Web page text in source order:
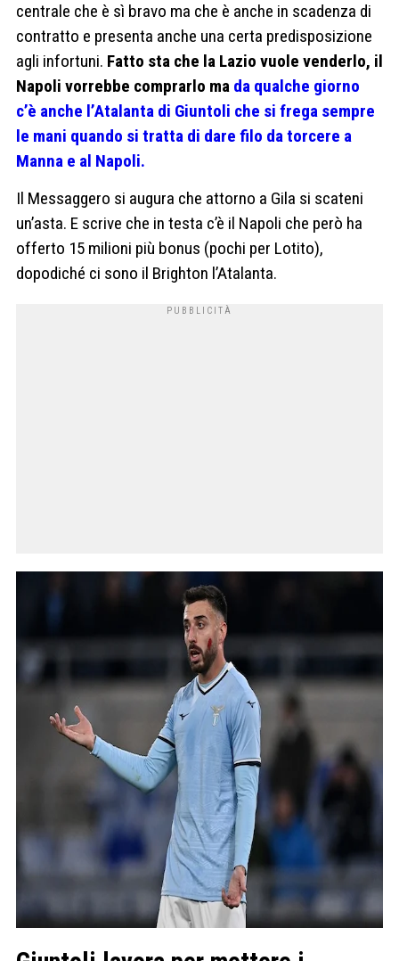
centrale che è sì bravo ma che è anche in scadenza di
contratto e presenta anche una certa predisposizione
agli infortuni. Fatto sta che la Lazio vuole venderlo, il
Napoli vorrebbe comprarlo ma da qualche giorno
c’è anche l’Atalanta di Giuntoli che si frega sempre
le mani quando si tratta di dare filo da torcere a
Manna e al Napoli.
Il Messaggero si augura che attorno a Gila si scateni
un’asta. E scrive che in testa c’è il Napoli che però ha
offerto 15 milioni più bonus (pochi per Lotito),
dopodiché ci sono il Brighton l’Atalanta.